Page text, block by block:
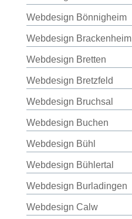
Webdesign Bönnigheim
Webdesign Brackenheim
Webdesign Bretten
Webdesign Bretzfeld
Webdesign Bruchsal
Webdesign Buchen
Webdesign Bühl
Webdesign Bühlertal
Webdesign Burladingen
Webdesign Calw